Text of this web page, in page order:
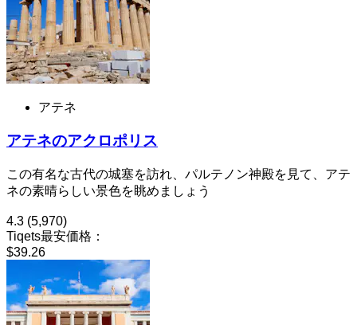
アテネ
アテネのアクロポリス
この有名な古代の城塞を訪れ、パルテノン神殿を見て、アテ
ネの素晴らしい景色を眺めましょう
4.3 (5,970)
Tiqets最安価格：
$39.26